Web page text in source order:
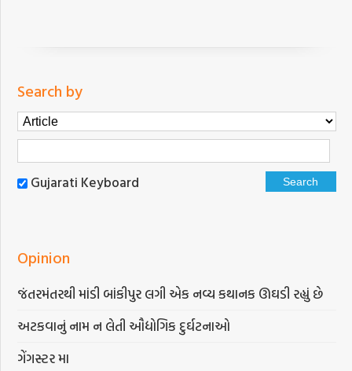
Search by
Gujarati Keyboard
Opinion
જંતરમંતરથી માંડી બાંકીપુર લગી એક નવ્ય કથાનક ઊઘડી રહ્યું છે
અટકવાનું નામ ન લેતી ઔદ્યોગિક દુર્ઘટનાઓ
ગેંગસ્ટર મા